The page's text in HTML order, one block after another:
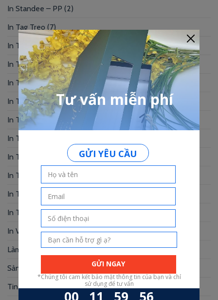
In Standee – PP (2)
In Tag Treo (7)
In Thẻ Bài(2)
In Thẻ Nhân Viên(3)
In Thẻ Nhựa(34)
In Thiệp Chúc Mừng (6)
In Thiệp Cưới(33)
In Thiệp Mời
In Tờ Rơi
In Tranh
In Truyện Tranh(4)
In Túi Giấy(10)
In Voucher(12)
Làm Hộp Đựng(30)
Sản xuất hộp mi
Tin Tức(39)